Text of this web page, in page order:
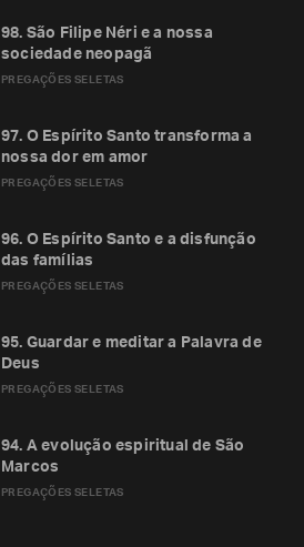
PREGAÇÕES SELETAS
98. São Filipe Néri e a nossa
sociedade neopagã
PREGAÇÕES SELETAS
97. O Espírito Santo transforma a
nossa dor em amor
PREGAÇÕES SELETAS
96. O Espírito Santo e a disfunção
das famílias
PREGAÇÕES SELETAS
95. Guardar e meditar a Palavra de
Deus
PREGAÇÕES SELETAS
94. A evolução espiritual de São
Marcos